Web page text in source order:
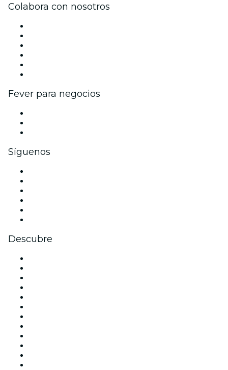
Colabora con nosotros
Fever para negocios
Síguenos
Descubre